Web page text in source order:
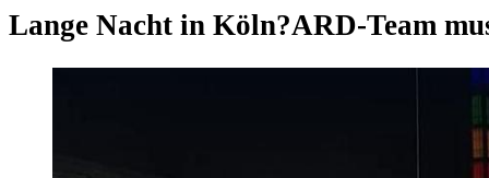
Lange Nacht in Köln?ARD-Team